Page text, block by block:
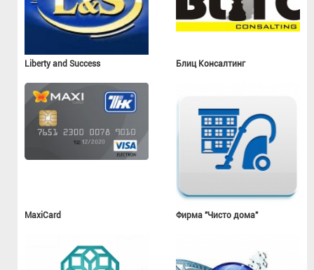
Liberty and Success Блиц Консалтинг
MaxiCard Фирма "Чисто дома"